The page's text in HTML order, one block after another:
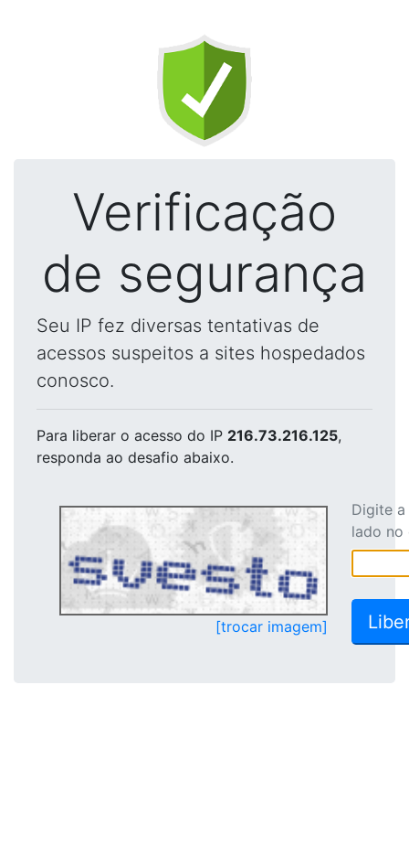
Verificação
de segurança
Seu IP fez diversas tentativas de
acessos suspeitos a sites hospedados
conosco.
Para liberar o acesso do IP 216.73.216.125,
responda ao desafio abaixo.
[trocar imagem]
Digite
lado no